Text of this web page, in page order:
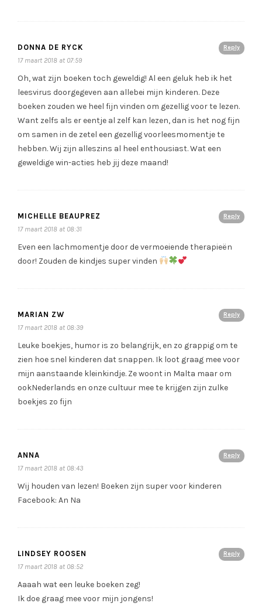
Reply
DONNA DE RYCK
17 maart 2018 at 07:59
Oh, wat zijn boeken toch geweldig! Al een geluk heb ik het
leesvirus doorgegeven aan allebei mijn kinderen. Deze
boeken zouden we heel fijn vinden om gezellig voor te lezen.
Want zelfs als er eentje al zelf kan lezen, dan is het nog fijn
om samen in de zetel een gezellig voorleesmomentje te
hebben. Wij zijn alleszins al heel enthousiast. Wat een
geweldige win-acties heb jij deze maand!
Reply
MICHELLE BEAUPREZ
17 maart 2018 at 08:31
Even een lachmomentje door de vermoeiende therapieën
door! Zouden de kindjes super vinden
Reply
MARIAN ZW
17 maart 2018 at 08:39
Leuke boekjes, humor is zo belangrijk, en zo grappig om te
zien hoe snel kinderen dat snappen. Ik loot graag mee voor
mijn aanstaande kleinkindje. Ze woont in Malta maar om
ookNederlands en onze cultuur mee te krijgen zijn zulke
boekjes zo fijn
Reply
ANNA
17 maart 2018 at 08:43
Wij houden van lezen! Boeken zijn super voor kinderen
Facebook: An Na
Reply
LINDSEY ROOSEN
17 maart 2018 at 08:52
Aaaah wat een leuke boeken zeg!
Ik doe graag mee voor mijn jongens!